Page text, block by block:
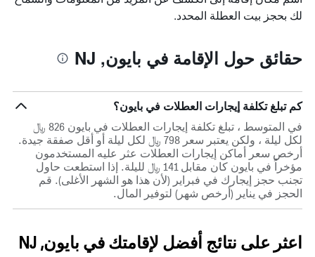
لك بحجز بيت العطلة المحدد.
حقائق حول الإقامة في بايون, NJ
كم تبلغ تكلفة إيجارات العطلات في بايون؟
في المتوسط ، تبلغ تكلفة إيجارات العطلات في بايون 826 ﷼
لكل ليلة ، ولكن يعتبر سعر 798 ﷼ لكل ليلة أو أقل صفقة جيدة.
أرخص سعر أماكن إيجارات العطلات عثر عليه المستخدمون
مؤخراً في بايون كان مقابل 141 ﷼ لليلة. إذا استطعت حاول
تجنب حجز إيجارك في فبراير (لأن هذا هو الشهر الأغلى). قم
الحجز في يناير (أرخص شهر) لتوفير المال.
اعثر على نتائج أفضل لإقامتك في بايون, NJ